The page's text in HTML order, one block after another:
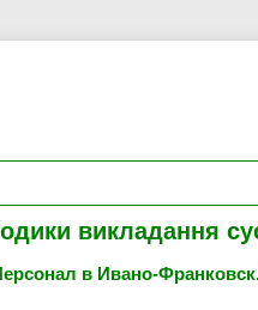
викладання
в Ивано-